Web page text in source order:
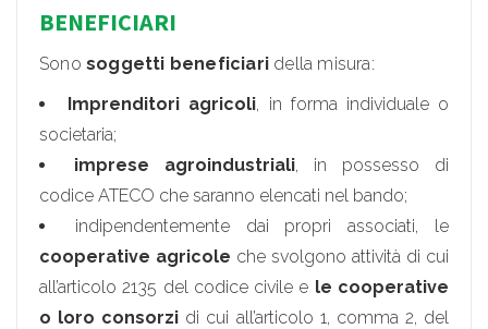
BENEFICIARI
Sono soggetti beneficiari della misura:
Imprenditori agricoli, in forma individuale o
societaria;
imprese agroindustriali, in possesso di
codice ATECO che saranno elencati nel bando;
indipendentemente dai propri associati, le
cooperative agricole che svolgono attività di cui
all’articolo 2135 del codice civile e le cooperative
o loro consorzi di cui all’articolo 1, comma 2, del